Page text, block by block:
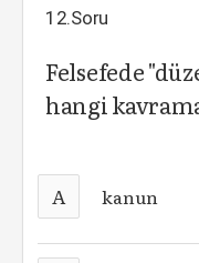
12.Soru
Felsefede
hangi
A kanun